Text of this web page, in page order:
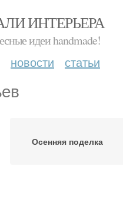
ИНТЕРЬЕРА
идеи handmade!
новости статьи
Осенняя поделка